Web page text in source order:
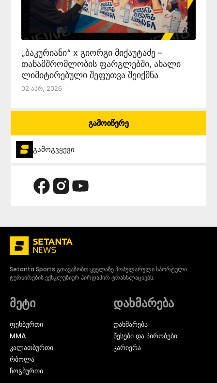
„ბაკურიანი“ x გიორგი მიქაუტაძე –
თანამშრომლობის ფარგლებში, ახალი
ლიმიტირებული შეფუთვა შეიქმნა
02 Აპრ, 2026
გამოიწერე
გამოგვყევი
Setanta Sports გთავაზობთ ყველაზე პოპულარული სპორტული
ტურნირების ექსკლუზიურ პირდაპირ ტრანსლაციებს.
მეტი
ᲤᲔᲮᲑᲣᲠᲗᲘ
MMA
ᲙᲐᲚᲐᲗᲑᲣᲠᲗᲘ
ᲠᲑᲝᲚᲐ
ᲩᲝᲒᲑᲣᲠᲗᲘ
დახმარება
დახმარება
წესები და პირობები
კარიერა